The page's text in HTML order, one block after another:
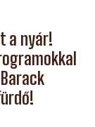
a nyár!